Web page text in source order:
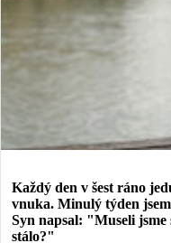
Každý den v šest ráno
vnuka. Minulý týden
Syn napsal: "Museli
stálo?"